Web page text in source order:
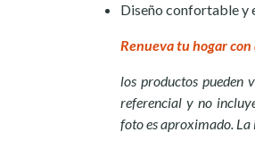
Diseño confortable y
Renueva tu hogar
los productos pueden
referencial y no
foto es aproximado.